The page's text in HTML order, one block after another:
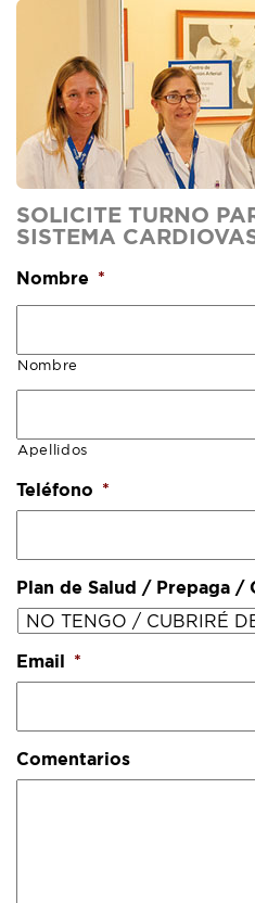
SOLICITE TURNO
SISTEMA
Nombre *
Nombre
Apellidos
Teléfono *
Plan de Salud / Prepaga /
Email *
Comentarios